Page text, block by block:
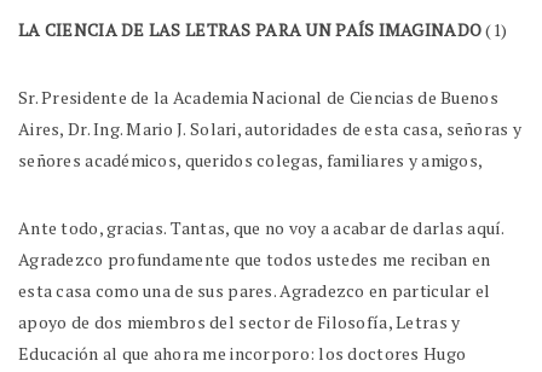
LA CIENCIA DE LAS LETRAS PARA UN PAÍS IMAGINADO(1)
Sr. Presidente de la Academia Nacional de Ciencias de Buenos
Aires, Dr. Ing. Mario J. Solari, autoridades de esta casa, señoras y
señores académicos, queridos colegas, familiares y amigos,
Ante todo, gracias. Tantas, que no voy a acabar de darlas aquí.
Agradezco profundamente que todos ustedes me reciban en
esta casa como una de sus pares. Agradezco en particular el
apoyo de dos miembros del sector de Filosofía, Letras y
Educación al que ahora me incorporo: los doctores Hugo